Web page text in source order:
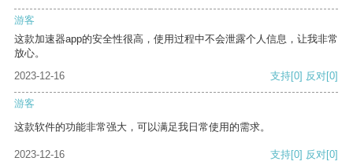
游客
这款加速器app的安全性很高，使用过程中不会泄露个人信息，让我非常
放心。
2023-12-16
支持[0] 反对[0]
游客
这款软件的功能非常强大，可以满足我日常使用的需求。
2023-12-16 支持[0] 反对[0]